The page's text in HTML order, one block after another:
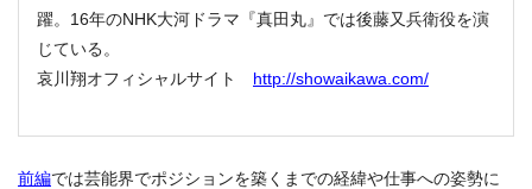
躍。16年のNHK大河ドラマ『真田丸』では後藤又兵衛役を演
じている。
哀川翔オフィシャルサイト http://showaikawa.com/
前編では芸能界でポジションを築くまでの経緯や仕事への姿勢に